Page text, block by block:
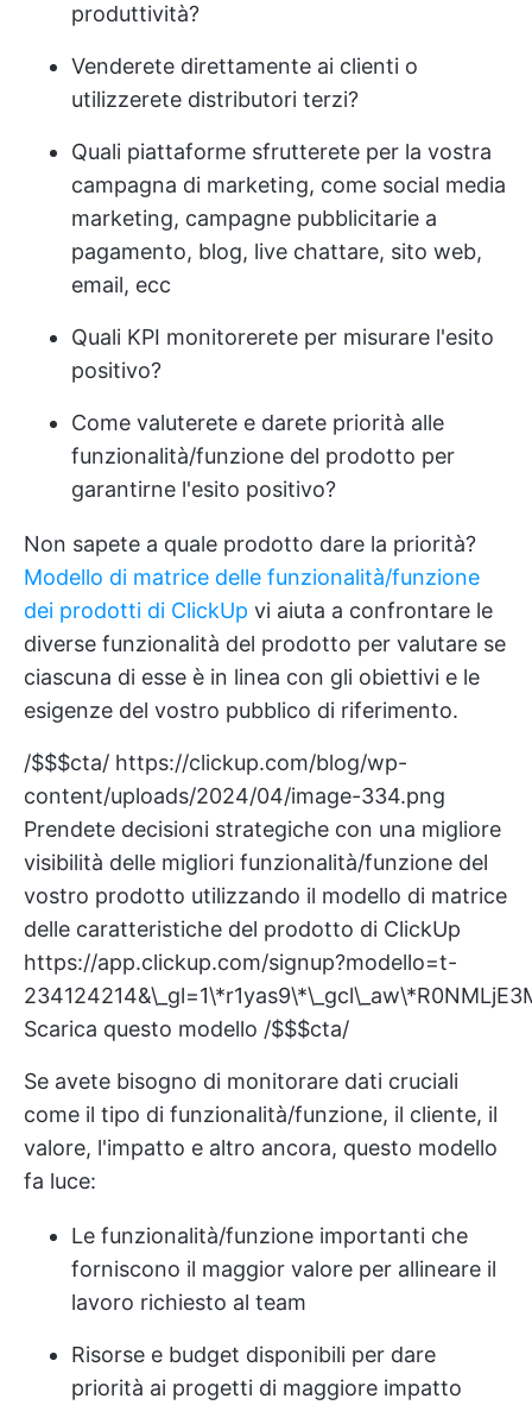
produttività?
Venderete direttamente ai clienti o
utilizzerete distributori terzi?
Quali piattaforme sfrutterete per la vostra
campagna di marketing, come social media
marketing, campagne pubblicitarie a
pagamento, blog, live chattare, sito web,
email, ecc
Quali KPI monitorerete per misurare l'esito
positivo?
Come valuterete e darete priorità alle
funzionalità/funzione del prodotto per
garantirne l'esito positivo?
Non sapete a quale prodotto dare la priorità?
Modello di matrice delle funzionalità/funzione
dei prodotti di ClickUp vi aiuta a confrontare le
diverse funzionalità del prodotto per valutare se
ciascuna di esse è in linea con gli obiettivi e le
esigenze del vostro pubblico di riferimento.
/$$$cta/ https://clickup.com/blog/wp-
content/uploads/2024/04/image-334.png
Prendete decisioni strategiche con una migliore
visibilità delle migliori funzionalità/funzione del
vostro prodotto utilizzando il modello di matrice
delle caratteristiche del prodotto di ClickUp
https://app.clickup.com/signup?modello=t-
Scarica questo modello /$$$cta/
Se avete bisogno di monitorare dati cruciali
come il tipo di funzionalità/funzione, il cliente, il
valore, l'impatto e altro ancora, questo modello
fa luce:
Le funzionalità/funzione importanti che
forniscono il maggior valore per allineare il
lavoro richiesto al team
Risorse e budget disponibili per dare
priorità ai progetti di maggiore impatto